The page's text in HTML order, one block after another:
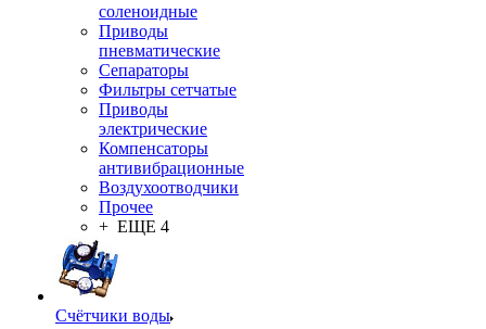
соленоидные
Приводы
пневматические
Сепараторы
Фильтры сетчатые
Приводы
электрические
Компенсаторы
антивибрационные
Воздухоотводчики
Прочее
+ ЕЩЕ 4
Счётчики воды